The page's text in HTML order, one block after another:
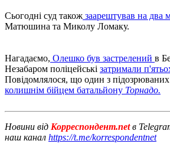
Сьогодні суд також заарештував на два
Матюшина та Миколу Ломаку.
Нагадаємо, Олешко був застрелений в
Незабаром поліцейські затримали
Повідомлялося, що один з підозрюваних
колишнім бійцем батальйону Торнадо.
Новини від Корреспондент.netв
наш канал https://t.me/korrespondentnet